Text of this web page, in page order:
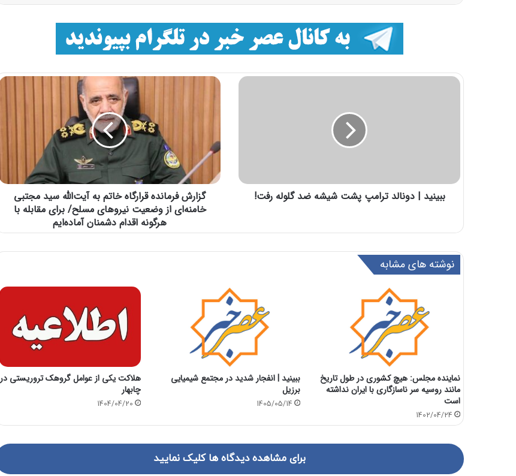
ببینید | دونالد ترامپ پشت شیشه ضد گلوله رفت!
گزارش فرمانده قرارگاه خاتم‌ به آیت‌الله سید مجتبی
خامنه‌ای از وضعیت نیروهای مسلح/ برای مقابله با
هرگونه اقدام دشمنان آماده‌ایم
نوشته های مشابه
نماینده مجلس: هیچ کشوری در طول تاریخ
مانند روسیه سر ناسازگاری با ایران نداشته
است
1402/04/24
ببینید | انفجار شدید در مجتمع شیمیایی
برزیل
1405/05/14
هلاکت یکی از عوامل گروهک تروریستی در
چابهار
1404/04/20
برای مشاهده دیدگاه ها کلیک نمایید